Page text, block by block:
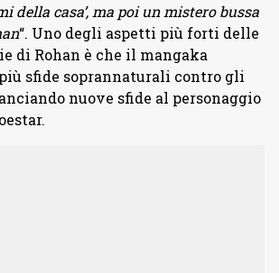
della casa’, ma poi un mistero bussa
“. Uno degli aspetti più forti delle
di Rohan è che il mangaka
sfide soprannaturali contro gli
nuove sfide al personaggio